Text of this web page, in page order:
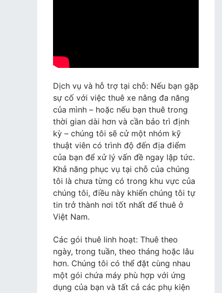
Dịch vụ và hỗ trợ tại chỗ: Nếu bạn gặp
sự cố với việc thuê xe nâng đa năng
của mình – hoặc nếu bạn thuê trong
thời gian dài hơn và cần bảo trì định
kỳ – chúng tôi sẽ cử một nhóm kỹ
thuật viên có trình độ đến địa điểm
của bạn để xử lý vấn đề ngay lập tức.
Khả năng phục vụ tại chỗ của chúng
tôi là chưa từng có trong khu vực của
chúng tôi, điều này khiến chúng tôi tự
tin trở thành nơi tốt nhất để thuê ở
Việt Nam.
Các gói thuê linh hoạt: Thuê theo
ngày, trong tuần, theo tháng hoặc lâu
hơn. Chúng tôi có thể đặt cùng nhau
một gói chứa máy phù hợp với ứng
dụng của bạn và tất cả các phụ kiện